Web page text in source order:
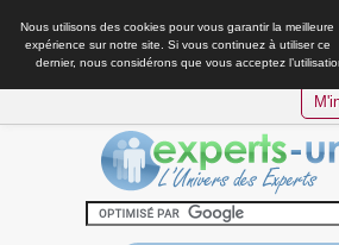
Nous utilisons des cookies pour vous garantir la meilleure
expérience sur notre site. Si vous continuez à utiliser ce
dernier, nous considérons que vous acceptez